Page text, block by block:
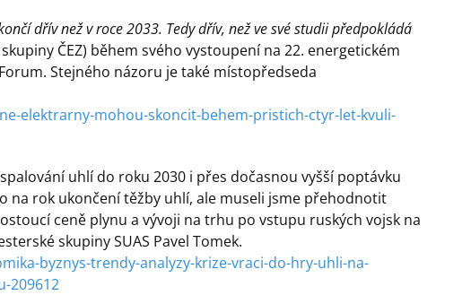
dřív než v roce 2033. Tedy dřív, než ve své studii předpokládá
ČEZ) během svého vystoupení na 22. energetickém
Stejného názoru je také místopředseda
elektrarny-mohou-skoncit-behem-pristich-ctyr-let-kvuli-
uhlí do roku 2030 i přes dočasnou vyšší poptávku
na rok ukončení těžby uhlí, ale museli jsme přehodnotit
ceně plynu a vývoji na trhu po vstupu ruských vojsk na
skupiny SUAS Pavel Tomek.
byznys-trendy-analyzy-krize-vraci-do-hry-uhli-na-
209612